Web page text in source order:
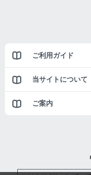
ご利用ガイド
当サイトについて
ご案内